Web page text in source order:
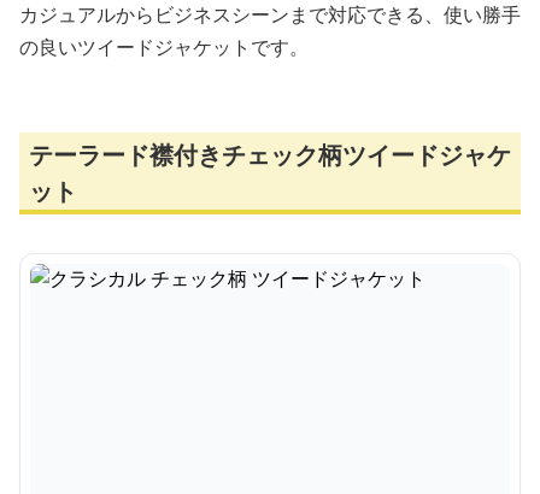
カジュアルからビジネスシーンまで対応できる、使い勝手
の良いツイードジャケットです。
テーラード襟付きチェック柄ツイードジャケ
ット